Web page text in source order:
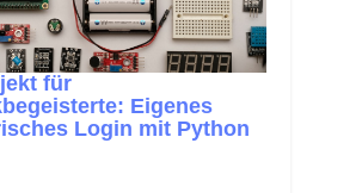
für
Eigenes
Login mit Python